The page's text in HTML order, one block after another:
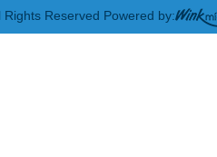
Reserved Powered by: